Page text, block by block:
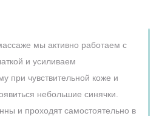
мы активно работаем с
и усиливаем
при чувствительной коже и
небольшие синячки.
и проходят самостоятельно в